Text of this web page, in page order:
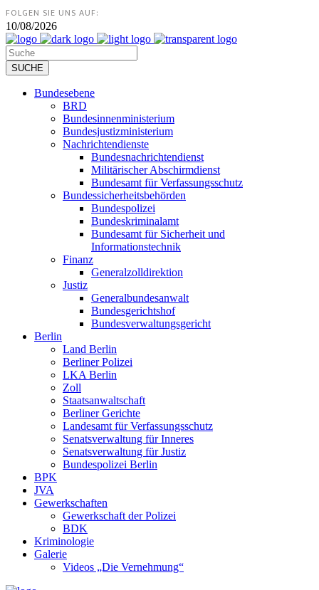
FOLGEN SIE UNS AUF:
10/08/2026
Bundesebene
BRD
Bundesinnenministerium
Bundesjustizministerium
Nachrichtendienste
Bundesnachrichtendienst
Militärischer Abschirmdienst
Bundesamt für Verfassungsschutz
Bundessicherheitsbehörden
Bundespolizei
Bundeskriminalamt
Bundesamt für Sicherheit und
Informationstechnik
Finanz
Generalzolldirektion
Justiz
Generalbundesanwalt
Bundesgerichtshof
Bundesverwaltungsgericht
Berlin
Land Berlin
Berliner Polizei
LKA Berlin
Zoll
Staatsanwaltschaft
Berliner Gerichte
Landesamt für Verfassungsschutz
Senatsverwaltung für Inneres
Senatsverwaltung für Justiz
Bundespolizei Berlin
BPK
JVA
Gewerkschaften
Gewerkschaft der Polizei
BDK
Kriminologie
Galerie
Videos „Die Vernehmung“